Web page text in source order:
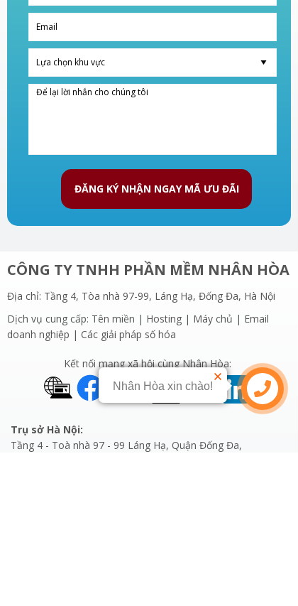
ĐĂNG KÝ NHẬN NGAY MÃ ƯU ĐÃI
CÔNG TY TNHH PHẦN MỀM NHÂN HÒA
Địa chỉ: Tầng 4, Tòa nhà 97-99, Láng Hạ, Đống Đa, Hà Nội
Dịch vụ cung cấp: Tên miền | Hosting | Máy chủ | Email
doanh nghiệp | Các giải pháp số hóa
Trụ sở Hà Nội:
Tầng 4 - Toà nhà 97 - 99 Láng Hạ, Quận Đống Đa,
Kết nối mạng xã hội cùng Nhân Hòa:
Nhân Hòa xin chào!